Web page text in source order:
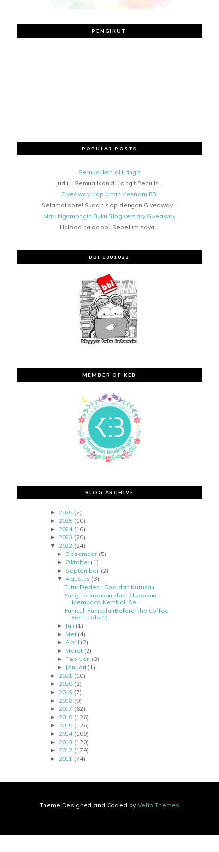
PENGIKUT
POPULAR POSTS
Semua Ikan di Langit
Judul : Semua Ikan di Langit Penulis...
Giveaway Hop Ultah Keenam BBI
Selamat sore! Sudah siap dengan Giveaway...
Mari Ngomongin Buku Blogiversary Giveaway
Halooo haloooo!! Sebelum saya...
BBI 1301022
MEMBER OF KEB
BLOG ARCHIVE
► 2026 (2)
► 2025 (10)
► 2024 (16)
► 2023 (20)
▼ 2022 (24)
► Desember (5)
► Oktober (1)
► September (2)
▼Agustus (3)
Tutur Dedes : Doa dan Kutukan
Yang Terlupakan dan Dilupakan :
Membaca Kembali Se...
Funiculi Funicula (Before The Coffee
Gets Cold 1)
► Juli (1)
► Mei (4)
►April (2)
► Maret (2)
► Februari (3)
► Januari (1)
► 2021 (10)
► 2020 (2)
► 2019 (7)
► 2018 (9)
► 2017 (62)
► 2016 (126)
► 2015 (126)
► 2014 (109)
► 2013 (120)
► 2012 (179)
► 2011 (74)
Theme Designed and Coded by Vefio Themes